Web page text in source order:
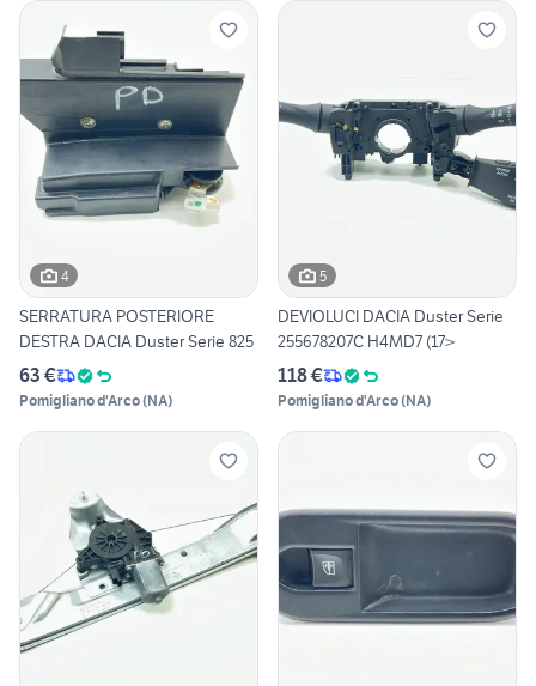
4
SERRATURA POSTERIORE
DESTRA DACIA Duster Serie 825
63 €
Pomigliano d'Arco(NA)
5
DEVIOLUCI DACIA Duster Serie
255678207C H4MD7 (17>
118 €
Pomigliano d'Arco(NA)